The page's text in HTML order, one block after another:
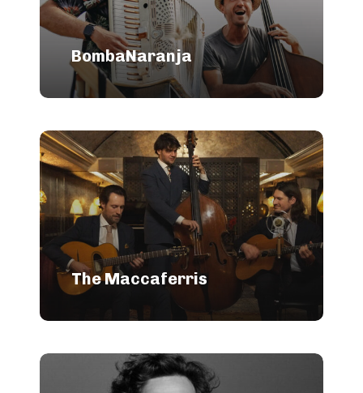
BombaNaranja
The Maccaferris